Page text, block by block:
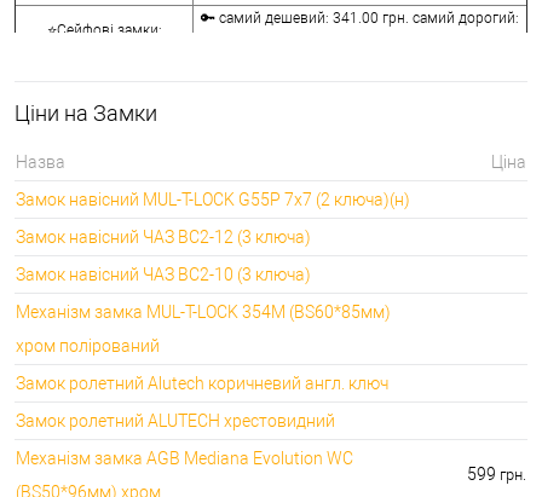
⭐Сейфові замки:
🔑 самий дешевий: 341.00 грн. самий дорогий:
🔐Кодові замки:
⭐Протипожежна
🔐Замки для ролетів:
🔑 самий дешевий: 600.00 грн. самий дорогий:
660.00 грн.
Ціни на Замки
Назва
Ціна
Замок навісний MUL-T-LOCK G55P 7x7 (2 ключа)(н)
Замок навісний ЧАЗ ВС2-12 (3 ключа)
Замок навісний ЧАЗ ВС2-10 (3 ключа)
Механізм замка MUL-T-LOCK 354M (BS60*85мм)
хром полірований
Замок ролетний Alutech коричневий англ. ключ
Замок ролетний ALUTECH хрестовидний
Механізм замка AGB Mediana Evolution WC
(BS50*96мм) хром
599 грн.